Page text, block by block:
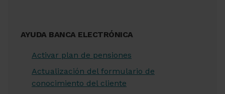
AYUDA BANCA ELECTRÓNICA
Activar plan de pensiones
Actualización del formulario de
conocimiento del cliente